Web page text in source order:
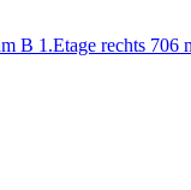
B 1.Etage rechts 706